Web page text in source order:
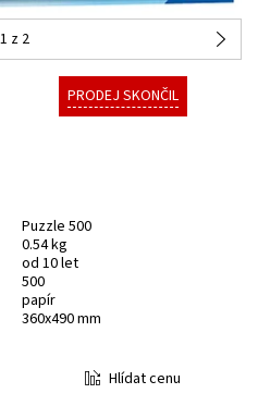
1 z 2
PRODEJ SKONČIL
Puzzle 500
0.54 kg
od 10 let
500
papír
360x490 mm
Hlídat cenu